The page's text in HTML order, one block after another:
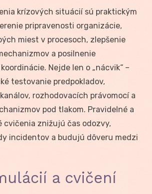
krízových situácií sú praktickým
pripravenosti organizácie,
miest v procesoch, zlepšenie
a posilnenie
Nejde len o „nácvik“ –
testovanie predpokladov,
rozhodovacích právomocí a
pod tlakom. Pravidelné a
cvičenia znižujú čas odozvy,
incidentov a budujú dôveru medzi
a cvičení